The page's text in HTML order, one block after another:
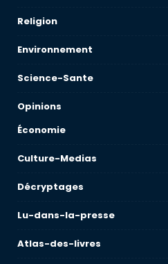
Religion
Environnement
Science-Sante
Opinions
Économie
Culture-Medias
Décryptages
Lu-dans-la-presse
Atlas-des-livres